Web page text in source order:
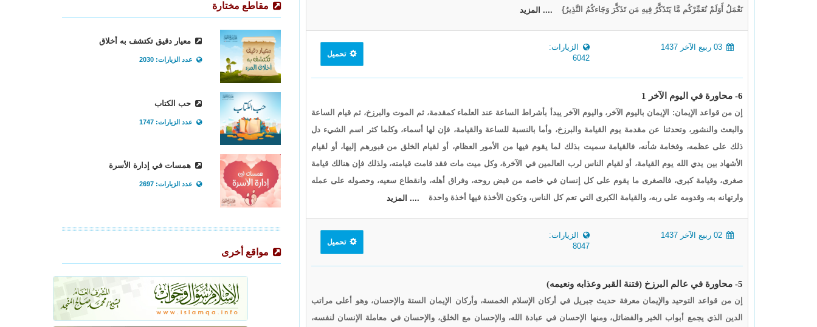
نَعْمَلُ أَوَلَمْ نُعَمِّرْكُم مَّا يَتَذَكَّرُ فِيهِ مَن تَذَكَّرَ وَجَاءكُمُ النَّذِيرُ}
.... المزيد
الزيارات:
6042
تحميل
6- محاورة في اليوم الآخر 1
إن من قواعد الإيمان: الإيمان باليوم الآخر، واليوم الآخر يبدأ بأشراط الساعة عند العلماء كمقدمة، ثم الموت والبرزخ، ثم قيام الساعة
والبعث والنشور، وتحدثنا عن مقدمة يوم القيامة والبرزخ، وأما بالنسبة للساعة والقيامة، فإن لها أسماء، وكلما كثر اسم الشيء دل
ذلك على عظمه، وفخامة شأنه، فالقيامة سميت بذلك لما يقوم فيها من الأمور العظام، أو لقيام الخلق من قبورهم إليها، أو لقيام
الأشهاد بين يدي الله يوم القيامة، أو لقيام الناس لرب العالمين في الآخرة، وكل ميت مات فقد قامت قيامته، ولذلك فإن هنالك قيامة
صغرى، وقيامة كبرى، فالصغرى ما يقوم على كل إنسان في خاصه من قبض روحه، وفراق أهله، وانقطاع سعيه، وحصوله على عمله
وارتهانه به، وقدومه على ربه، والقيامة الكبرى التي تعم كل الناس، وتكون الأخذة فيها أخذة واحدة
.... المزيد
الزيارات:
8047
تحميل
5- محاورة في عالم البرزخ (فتنة القبر وعذابه ونعيمه)
إن من قواعد التوحيد والإيمان معرفة حديث جبريل في أركان الإسلام الخمسة، وأركان الإيمان الستة والإحسان، وهو أعلى مراتب
الدين الذي يجمع أبواب الخير والفضائل، ومنها الإحسان في عبادة الله، والإحسان مع الخلق، والإحسان في معاملة الإنسان لنفسه،
مقاطع مختارة
معيار دقيق تكتشف به أخلاق
عدد الزيارات: 2030
حب الكتاب
عدد الزيارات: 1747
همسات في إدارة الأسرة
عدد الزيارات: 2697
مواقع أخرى